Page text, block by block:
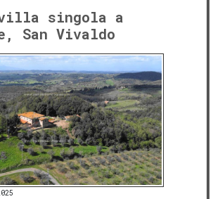
villa singola a
San Vivaldo